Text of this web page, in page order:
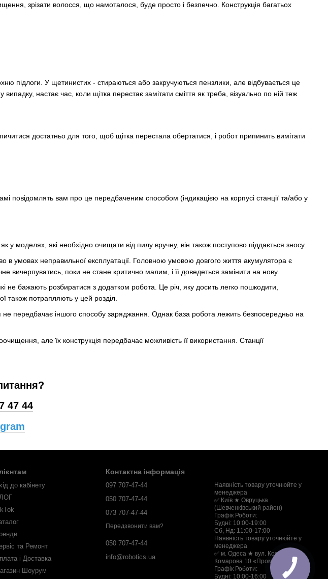
зрізати волосся, що намоталося, буде просто і безпечно. Конструкція багатьох
підлоги. У щетинистих - стираються або закручуються пензлики, але відбувається це
настає час, коли щітка перестає замітати сміття як треба, візуально по ній теж
достатньо для того, щоб щітка перестала обертатися, і робот припинить вимітати
повідомлять вам про це передбаченим способом (індикацією на корпусі станції та/або у
моделях, які необхідно очищати від пилу вручну, він також поступово піддається зносу.
умовах неправильної експлуатації. Головною умовою довгого життя акумулятора є
поки не стане критично малим, і її доведеться замінити на нову.
не бажають розбиратися з додатком робота. Це річ, яку досить легко пошкодити,
також потрапляють у цей розділ.
передбачає іншого способу заряджання. Однак база робота лежить безпосередньо на
але їх конструкція передбачає можливість її використання. Станції
47 44
до кабінету
та Ремонт
і Доставка
Шоурум
Контактна інформація
097 707-47-44
050 707-47-44
073 707-47-44
Передзвонити вам?
050 707-47-44
info@robotics.ua
Наявність товару уточнюйте у
менеджера
✅ Київ ★ Овруцька
(Шевченківський район)
Графік Роботи:
Будні: 10:00-19:00
Сб, Нд: 11:00-17:00
Наявність товару уточнюйте у
менеджера
✅ м. Одеса ★ вул. Космонавта
Комарова 10 «Промзв'язок»
Графік Роботи:
Будні: 10:00-16:00